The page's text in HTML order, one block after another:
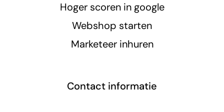
Hoger scoren in google
Webshop starten
Marketeer inhuren
Contact informatie